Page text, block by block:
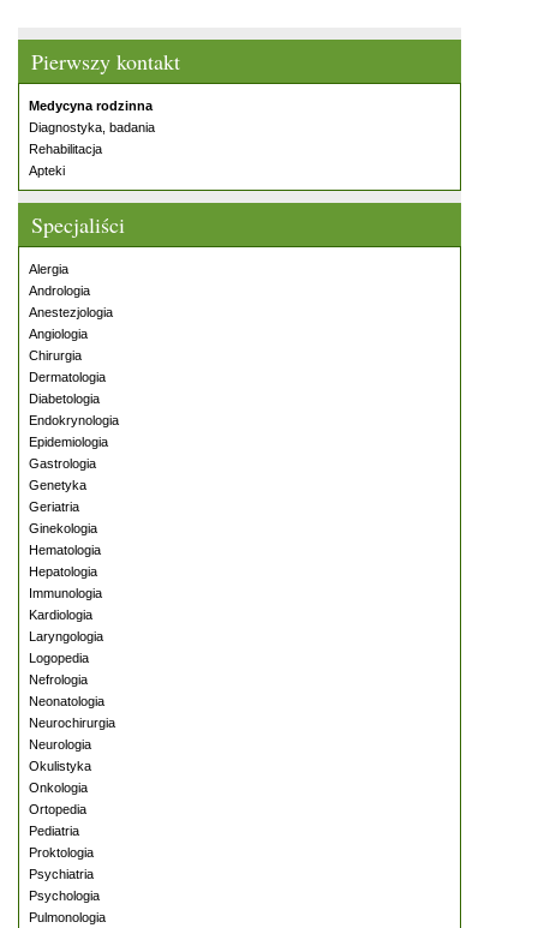
Pierwszy kontakt
Medycyna rodzinna
Diagnostyka, badania
Rehabilitacja
Apteki
Specjaliści
Alergia
Andrologia
Anestezjologia
Angiologia
Chirurgia
Dermatologia
Diabetologia
Endokrynologia
Epidemiologia
Gastrologia
Genetyka
Geriatria
Ginekologia
Hematologia
Hepatologia
Immunologia
Kardiologia
Laryngologia
Logopedia
Nefrologia
Neonatologia
Neurochirurgia
Neurologia
Okulistyka
Onkologia
Ortopedia
Pediatria
Proktologia
Psychiatria
Psychologia
Pulmonologia